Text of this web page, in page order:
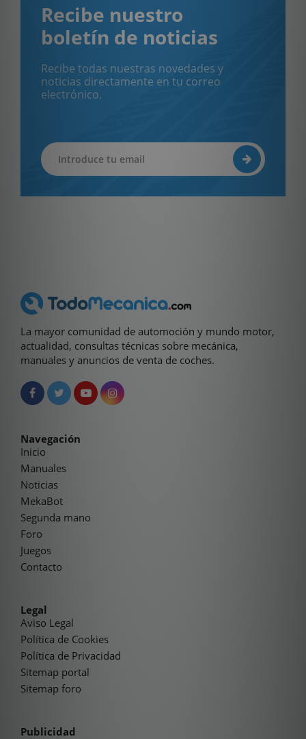
Recibe nuestro
boletín de noticias
Recibe todas nuestras novedades y
noticias directamente en tu correo
electrónico.
La mayor comunidad de automoción y mundo motor,
actualidad, consultas técnicas sobre mecánica,
manuales y anuncios de venta de coches.
Navegación
Inicio
Manuales
Noticias
MekaBot
Segunda mano
Foro
Juegos
Contacto
Legal
Aviso Legal
Política de Cookies
Política de Privacidad
Sitemap portal
Sitemap foro
Publicidad